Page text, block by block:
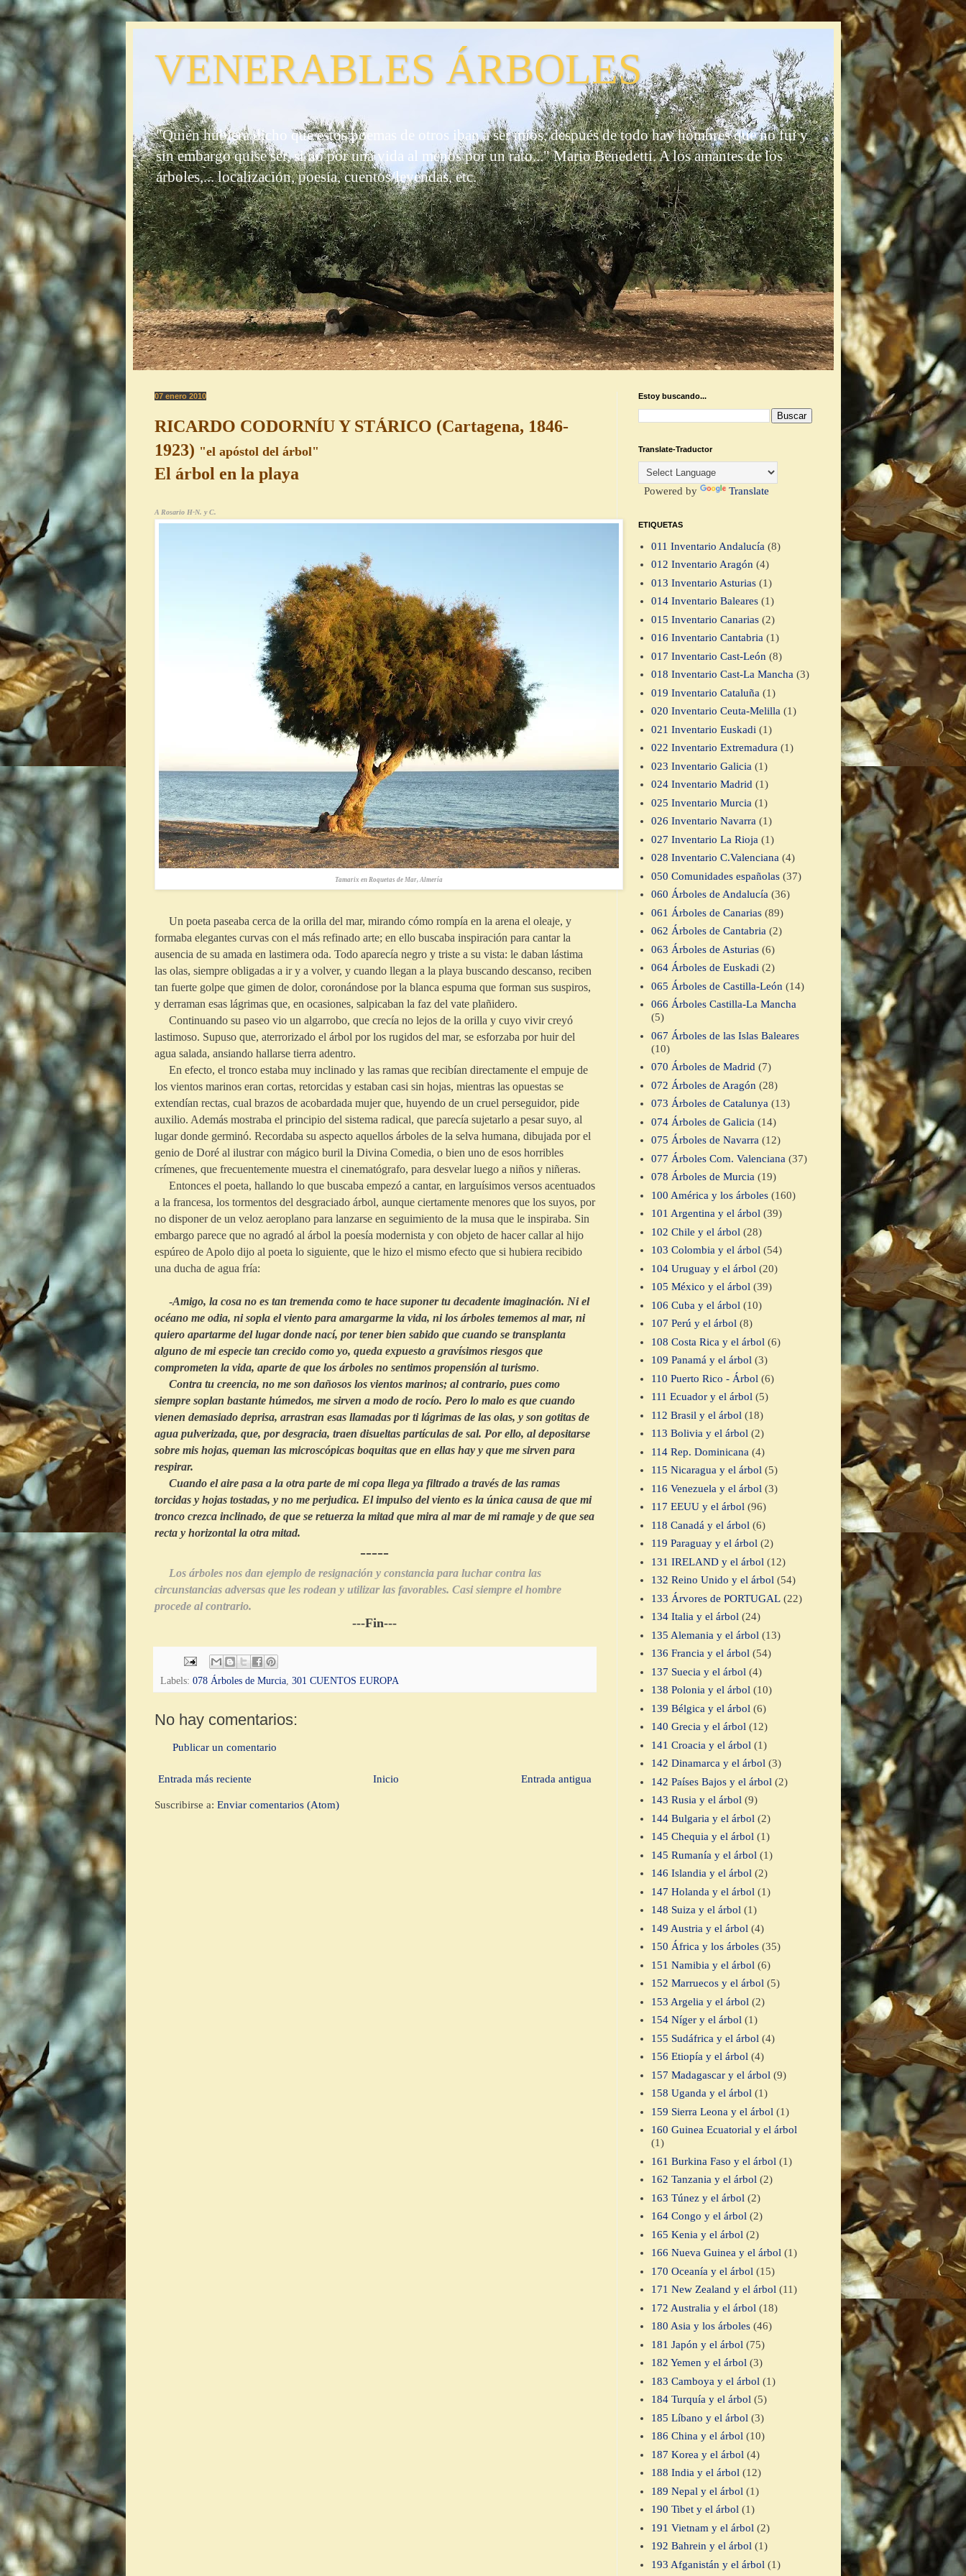
VENERABLES ÁRBOLES
"Quién hubiera dicho que estos poemas de otros iban a ser míos, después de todo hay hombres que no fui y
sin embargo quise ser, si no por una vida al menos por un rato..." Mario Benedetti. A los amantes de los
árboles,... localización, poesía, cuentos/leyendas, etc.
07 enero 2010
RICARDO CODORNÍU Y STÁRICO (Cartagena, 1846-
1923) "el apóstol del árbol"
El árbol en la playa
A Rosario H-N. y C.
Tamarix en Roquetas de Mar, Almería
Un poeta paseaba cerca de la orilla del mar, mirando cómo rompía en la arena el oleaje, y
formaba elegantes curvas con el más refinado arte; en ello buscaba inspiración para cantar la
ausencia de su amada en lastimera oda. Todo aparecía negro y triste a su vista: le daban lástima
las olas, siempre obligadas a ir y a volver, y cuando llegan a la playa buscando descanso, reciben
tan fuerte golpe que gimen de dolor, coronándose por la blanca espuma que forman sus suspiros,
y derraman esas lágrimas que, en ocasiones, salpicaban la faz del vate plañidero.
Continuando su paseo vio un algarrobo, que crecía no lejos de la orilla y cuyo vivir creyó
lastimoso. Supuso que, aterrorizado el árbol por los rugidos del mar, se esforzaba por huir del
agua salada, ansiando hallarse tierra adentro.
En efecto, el tronco estaba muy inclinado y las ramas que recibían directamente el empuje de
los vientos marinos eran cortas, retorcidas y estaban casi sin hojas, mientras las opuestas se
extendían rectas, cual brazos de acobardada mujer que, huyendo de un cruel perseguidor, pide
auxilio. Además mostraba el principio del sistema radical, que parecía sujetarlo a pesar suyo, al
lugar donde germinó. Recordaba su aspecto aquellos árboles de la selva humana, dibujada por el
genio de Doré al ilustrar con mágico buril la Divina Comedia, o bien uno de esos horribles
crímenes, que frecuentemente muestra el cinematógrafo, para desvelar luego a niños y niñeras.
Entonces el poeta, hallando lo que buscaba empezó a cantar, en larguísimos versos acentuados
a la francesa, los tormentos del desgraciado árbol, aunque ciertamente menores que los suyos, por
no disponer de un veloz aeroplano para lanzarse en seguimiento de la musa que le inspiraba. Sin
embargo parece que no agradó al árbol la poesía modernista y con objeto de hacer callar al hijo
espúreo de Apolo dijo al poeta lo siguiente, que le hizo el mismo efecto que si hubiera recibido
una ducha de agua fría:
-Amigo, la cosa no es tan tremenda como te hace suponer tu decadente imaginación. Ni el
océano me odia, ni sopla el viento para amargarme la vida, ni los árboles tememos al mar, ni
quiero apartarme del lugar donde nací, por tener bien sabido que cuando se transplanta
alguno de mi especie tan crecido como yo, queda expuesto a gravísimos riesgos que
comprometen la vida, aparte de que los árboles no sentimos propensión al turismo.
Contra tu creencia, no me son dañosos los vientos marinos; al contrario, pues como
siempre soplan bastante húmedos, me sirven a modo de rocío. Pero lo malo es que cuando
vienen demasiado deprisa, arrastran esas llamadas por ti lágrimas de las olas, y son gotitas de
agua pulverizada, que, por desgracia, traen disueltas partículas de sal. Por ello, al depositarse
sobre mis hojas, queman las microscópicas boquitas que en ellas hay y que me sirven para
respirar.
Cuando el aire pasa a la otra parte de mi copa llega ya filtrado a través de las ramas
torcidas y hojas tostadas, y no me perjudica. El impulso del viento es la única causa de que mi
tronco crezca inclinado, de que se retuerza la mitad que mira al mar de mi ramaje y de que sea
recta y horizontal la otra mitad.
-----
Los árboles nos dan ejemplo de resignación y constancia para luchar contra las
circunstancias adversas que les rodean y utilizar las favorables. Casi siempre el hombre
procede al contrario.
---Fin---
Labels: 078 Árboles de Murcia, 301 CUENTOS EUROPA
No hay comentarios:
Publicar un comentario
Entrada más reciente Entrada antigua
Inicio
Suscribirse a: Enviar comentarios (Atom)
Estoy buscando...
Translate-Traductor
Powered by Translate
ETIQUETAS
011 Inventario Andalucía (8)
012 Inventario Aragón (4)
013 Inventario Asturias (1)
014 Inventario Baleares (1)
015 Inventario Canarias (2)
016 Inventario Cantabria (1)
017 Inventario Cast-León (8)
018 Inventario Cast-La Mancha (3)
019 Inventario Cataluña (1)
020 Inventario Ceuta-Melilla (1)
021 Inventario Euskadi (1)
022 Inventario Extremadura (1)
023 Inventario Galicia (1)
024 Inventario Madrid (1)
025 Inventario Murcia (1)
026 Inventario Navarra (1)
027 Inventario La Rioja (1)
028 Inventario C.Valenciana (4)
050 Comunidades españolas (37)
060 Árboles de Andalucía (36)
061 Árboles de Canarias (89)
062 Árboles de Cantabria (2)
063 Árboles de Asturias (6)
064 Árboles de Euskadi (2)
065 Árboles de Castilla-León (14)
066 Árboles Castilla-La Mancha
(5)
067 Árboles de las Islas Baleares
(10)
070 Árboles de Madrid (7)
072 Árboles de Aragón (28)
073 Árboles de Catalunya (13)
074 Árboles de Galicia (14)
075 Árboles de Navarra (12)
077 Árboles Com. Valenciana (37)
078 Árboles de Murcia (19)
100 América y los árboles (160)
101 Argentina y el árbol (39)
102 Chile y el árbol (28)
103 Colombia y el árbol (54)
104 Uruguay y el árbol (20)
105 México y el árbol (39)
106 Cuba y el árbol (10)
107 Perú y el árbol (8)
108 Costa Rica y el árbol (6)
109 Panamá y el árbol (3)
110 Puerto Rico - Árbol (6)
111 Ecuador y el árbol (5)
112 Brasil y el árbol (18)
113 Bolivia y el árbol (2)
114 Rep. Dominicana (4)
115 Nicaragua y el árbol (5)
116 Venezuela y el árbol (3)
117 EEUU y el árbol (96)
118 Canadá y el árbol (6)
119 Paraguay y el árbol (2)
131 IRELAND y el árbol (12)
132 Reino Unido y el árbol (54)
133 Árvores de PORTUGAL (22)
134 Italia y el árbol (24)
135 Alemania y el árbol (13)
136 Francia y el árbol (54)
137 Suecia y el árbol (4)
138 Polonia y el árbol (10)
139 Bélgica y el árbol (6)
140 Grecia y el árbol (12)
141 Croacia y el árbol (1)
142 Dinamarca y el árbol (3)
142 Países Bajos y el árbol (2)
143 Rusia y el árbol (9)
144 Bulgaria y el árbol (2)
145 Chequia y el árbol (1)
145 Rumanía y el árbol (1)
146 Islandia y el árbol (2)
147 Holanda y el árbol (1)
148 Suiza y el árbol (1)
149 Austria y el árbol (4)
150 África y los árboles (35)
151 Namibia y el árbol (6)
152 Marruecos y el árbol (5)
153 Argelia y el árbol (2)
154 Níger y el árbol (1)
155 Sudáfrica y el árbol (4)
156 Etiopía y el árbol (4)
157 Madagascar y el árbol (9)
158 Uganda y el árbol (1)
159 Sierra Leona y el árbol (1)
160 Guinea Ecuatorial y el árbol
(1)
161 Burkina Faso y el árbol (1)
162 Tanzania y el árbol (2)
163 Túnez y el árbol (2)
164 Congo y el árbol (2)
165 Kenia y el árbol (2)
166 Nueva Guinea y el árbol (1)
170 Oceanía y el árbol (15)
171 New Zealand y el árbol (11)
172 Australia y el árbol (18)
180 Asia y los árboles (46)
181 Japón y el árbol (75)
182 Yemen y el árbol (3)
183 Camboya y el árbol (1)
184 Turquía y el árbol (5)
185 Líbano y el árbol (3)
186 China y el árbol (10)
187 Korea y el árbol (4)
188 India y el árbol (12)
189 Nepal y el árbol (1)
190 Tibet y el árbol (1)
191 Vietnam y el árbol (2)
192 Bahrein y el árbol (1)
193 Afganistán y el árbol (1)